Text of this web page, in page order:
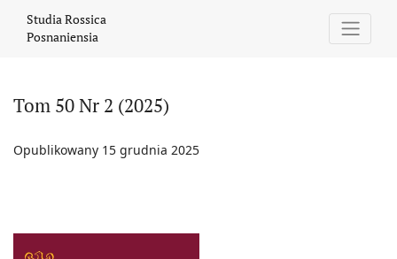
Studia Rossica
Posnaniensia
Tom 50 Nr 2 (2025)
Opublikowany 15 grudnia 2025